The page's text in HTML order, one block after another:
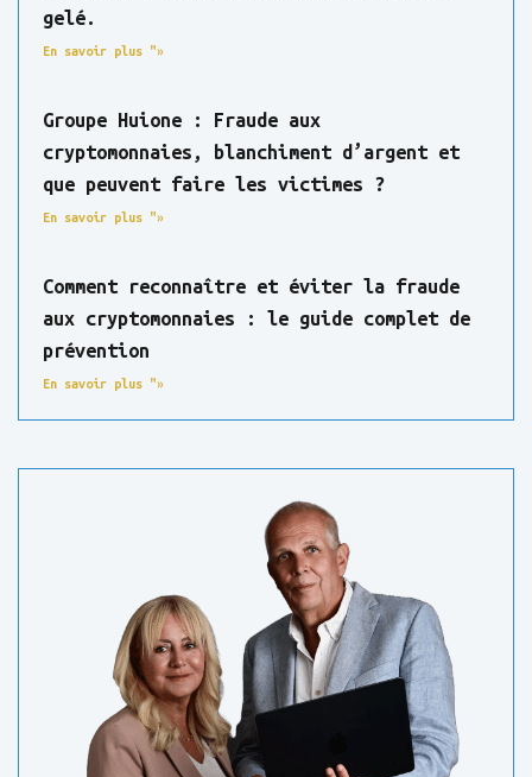
gelé.
En savoir plus "»
Groupe Huione : Fraude aux
cryptomonnaies, blanchiment d’argent et
que peuvent faire les victimes ?
En savoir plus "»
Comment reconnaître et éviter la fraude
aux cryptomonnaies : le guide complet de
prévention
En savoir plus "»